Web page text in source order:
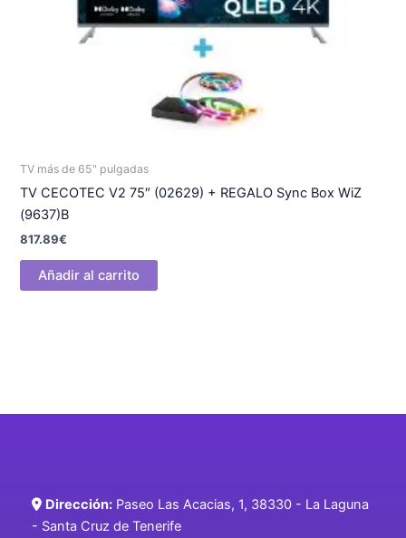
TV más de 65" pulgadas
TV CECOTEC V2 75″ (02629) + REGALO Sync Box WiZ
(9637)B
817.89€
Añadir al carrito
Dirección: Paseo Las Acacias, 1, 38330 - La Laguna
- Santa Cruz de Tenerife